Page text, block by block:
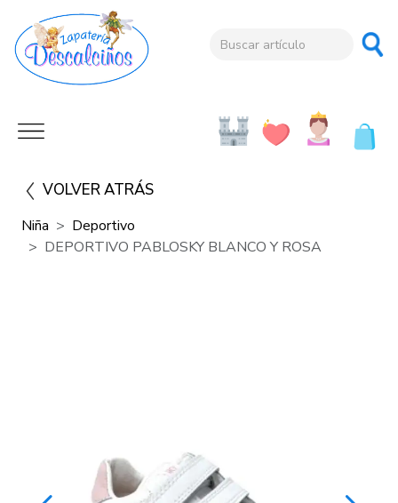
VOLVER ATRÁS
Niña
Deportivo
DEPORTIVO PABLOSKY BLANCO Y ROSA